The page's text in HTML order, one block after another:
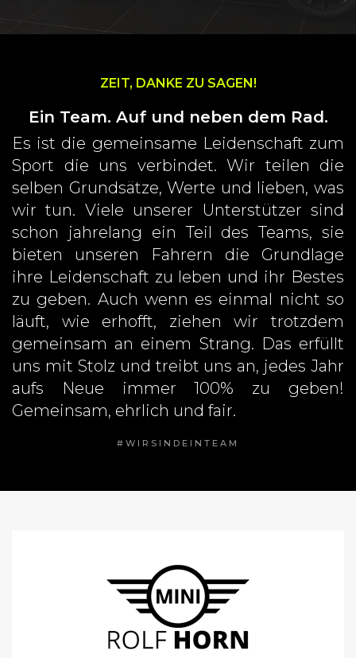
ZEIT, DANKE ZU SAGEN!
Ein Team. Auf und neben dem Rad.
Es ist die gemeinsame Leidenschaft zum
Sport die uns verbindet. Wir teilen die
selben Grundsätze, Werte und lieben, was
wir tun. Viele unserer Unterstützer sind
schon jahrelang ein Teil des Teams, sie
bieten unseren Fahrern die Grundlage
ihre Leidenschaft zu leben und ihr Bestes
zu geben. Auch wenn es einmal nicht so
läuft, wie erhofft, ziehen wir trotzdem
gemeinsam an einem Strang. Das erfüllt
uns mit Stolz und treibt uns an, jedes Jahr
aufs Neue immer 100% zu geben!
Gemeinsam, ehrlich und fair.
#WIRSINDEINTEAM